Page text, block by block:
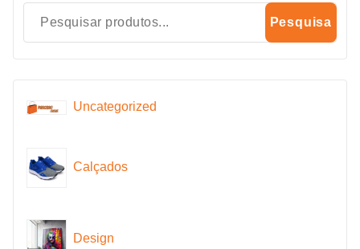
Pesquisa
Uncategorized
Calçados
Design